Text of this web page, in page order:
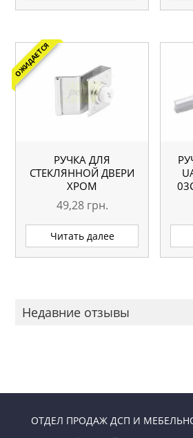
ОЖИДАЕТСЯ
РУЧКА ДЛЯ
СТЕКЛЯННОЙ ДВЕРИ
ХРОМ
49,28 грн.
Читать далее
Недавние отзывы
ОТДЕЛ ПРОДАЖ ДСП И